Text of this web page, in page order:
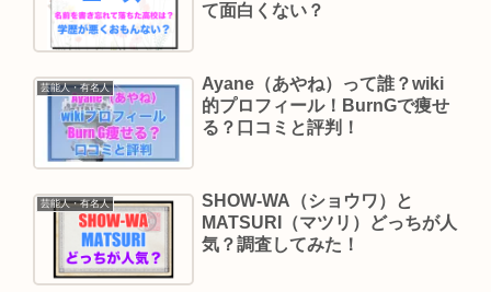
て面白くない？
芸能人・有名人
Ayane（あやね）って誰？wiki
的プロフィール！BurnGで痩せ
る？口コミと評判！
芸能人・有名人
SHOW-WA（ショウワ）と
MATSURI（マツリ）どっちが人
気？調査してみた！